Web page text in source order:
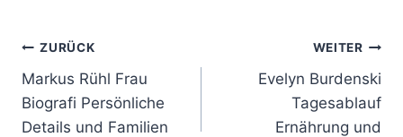
Beitragsnavigation
ZURÜCK
Markus Rühl Frau
Biografi Persönliche
Details und Familien
WEITER
Evelyn Burdenski
Tagesablauf
Ernährung und